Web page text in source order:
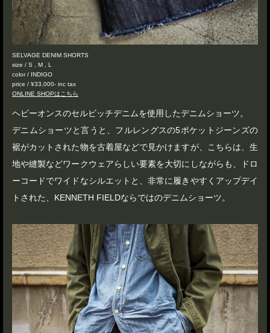
SELVAGE DENIM SHORTS
size / S , M , L
color / INDIGO
price / ¥33,000- inc tax
ONLINE SHOPはこちら
ヘビーオンスのセルビッチデニムを使用したデニムショーツ。
デニムショーツと言うと、フルレングスの5ポケットジーンズの
裾がカットされた物を古着屋などで見かけますが、こちらは、生
地や縫製などワークウェアらしい要素を大切にしながらも、ドロ
ーコードでワイドなシルエットと、非常に履きやすくアップデイ
トされた、KENNETH FIELDならではのデニムショーツ。